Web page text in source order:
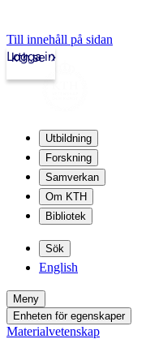
Till innehåll på sidan
kth.se
Logga in
Utbildning
Forskning
Samverkan
Om KTH
Bibliotek
Sök
English
Meny
Enheten för egenskaper
Materialvetenskap